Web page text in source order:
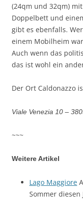
(24qm und 32qm)
Doppelbett und
gibt es ebenfalls.
einem Mobilheim
Auch wenn das
das ist wohl ein
Der Ort Caldonazzo
Viale Venezia 10 –
~~~
Weitere Artikel
Lago Maggiore
Sommer diesen